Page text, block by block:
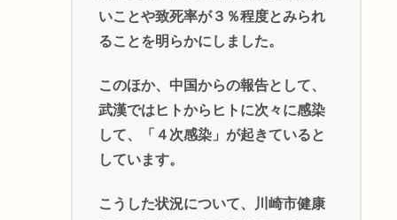
いことや致死率が３％程度とみられ
ることを明らかにしました。
このほか、中国からの報告として、
武漢ではヒトからヒトに次々に感染
して、「４次感染」が起きていると
しています。
こうした状況について、川崎市健康